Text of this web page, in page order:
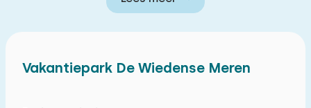
handomdraai in het bekende centrum van
Vakantiepark De Wiedense Meren